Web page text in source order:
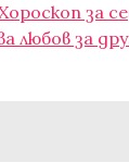
за
любов за